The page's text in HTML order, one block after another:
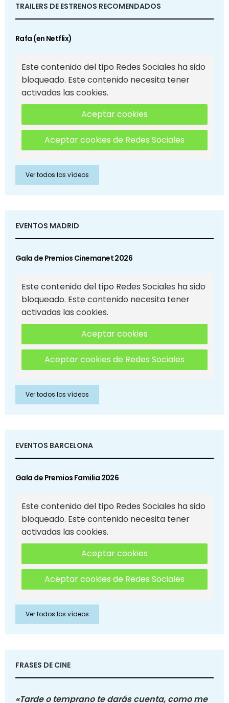
TRAILERS DE ESTRENOS RECOMENDADOS
Rafa (en Netflix)
Este contenido del tipo Redes Sociales ha sido
bloqueado. Este contenido necesita tener
activadas las cookies.
Aceptar cookies
Aceptar cookies de Redes Sociales
Ver todos los vídeos
EVENTOS MADRID
Gala de Premios Cinemanet 2026
Este contenido del tipo Redes Sociales ha sido
bloqueado. Este contenido necesita tener
activadas las cookies.
Aceptar cookies
Aceptar cookies de Redes Sociales
Ver todos los vídeos
EVENTOS BARCELONA
Gala de Premios Familia 2026
Este contenido del tipo Redes Sociales ha sido
bloqueado. Este contenido necesita tener
activadas las cookies.
Aceptar cookies
Aceptar cookies de Redes Sociales
Ver todos los vídeos
FRASES DE CINE
«Tarde o temprano te darás cuenta, como me